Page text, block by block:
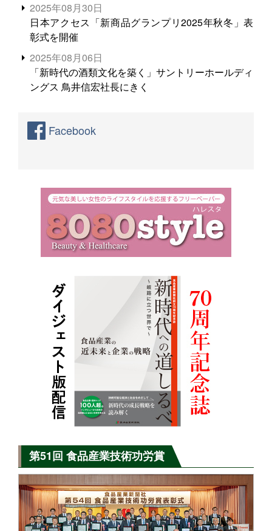
2025年08月30日
日本アクセス「新商品グランプリ2025年秋冬」表
彰式を開催
2025年08月06日
「新時代の酒類文化を築く」サントリーホールディ
ングス 鳥井信宏社長にきく
Facebook
第51回 食品産業技術功労賞